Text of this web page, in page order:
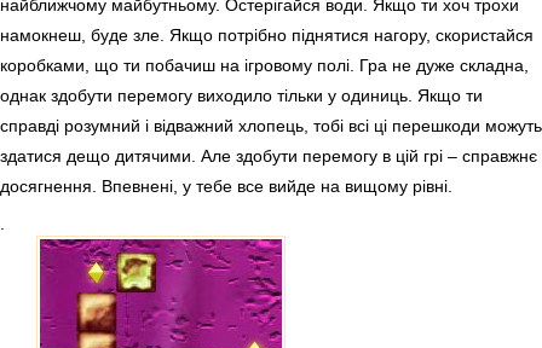
найближчому майбутньому. Остерігайся води. Якщо ти хоч трохи
намокнеш, буде зле. Якщо потрібно піднятися нагору, скористайся
коробками, що ти побачиш на ігровому полі. Гра не дуже складна,
однак здобути перемогу виходило тільки у одиниць. Якщо ти
справді розумний і відважний хлопець, тобі всі ці перешкоди можуть
здатися дещо дитячими. Але здобути перемогу в цій грі – справжнє
досягнення. Впевнені, у тебе все вийде на вищому рівні.